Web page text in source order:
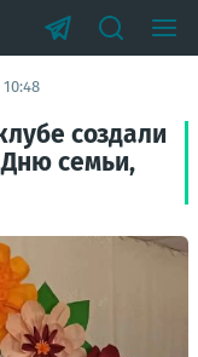
создали
семьи,